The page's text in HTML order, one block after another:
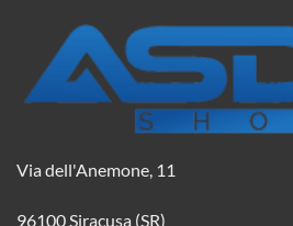
Via dell'Anemone, 11
96100 Siracusa (SR)